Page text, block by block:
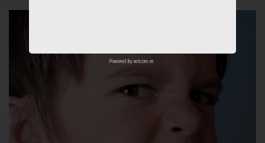
Powered by netcore.vn